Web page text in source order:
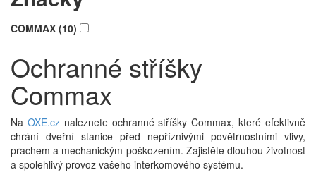
COMMAX (10)
Ochranné stříšky
Commax
Na OXE.cznaleznete ochranné stříšky Commax, které efektivně
chrání dveřní stanice před nepříznivými povětrnostními vlivy,
prachem a mechanickým poškozením. Zajistěte dlouhou životnost
a spolehlivý provoz vašeho interkomového systému.